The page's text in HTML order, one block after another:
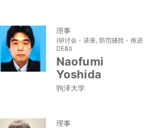
理事
(研讨会・讲座, 防范骚扰・推进
DE&I)
Naofumi
Yoshida
驹泽大学
理事